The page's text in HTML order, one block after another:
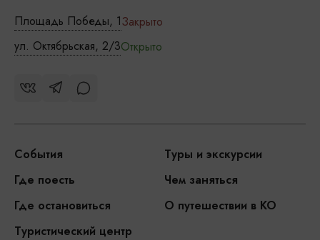
Площадь Победы, 1Закрыто
ул. Октябрьская, 2/3Открыто
События
Туры и экскурсии
Где поесть
Чем заняться
Где остановиться
О путешествии в КО
Туристический центр